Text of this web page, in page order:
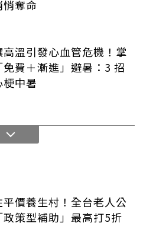
悄奪命
高溫引發心血管危機！掌
免費＋漸進」避暑：3 招
梗中暑
平價養生村！全台老人公
政策型補助」最高打5折